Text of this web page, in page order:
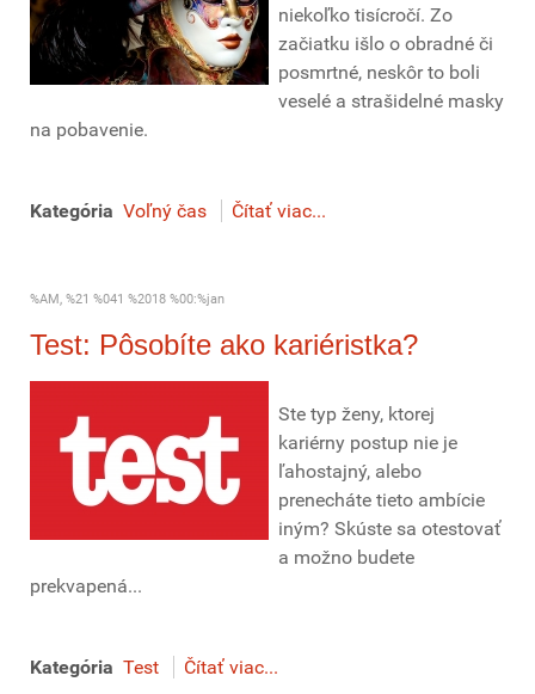
niekoľko tisícročí. Zo
začiatku išlo o obradné či
posmrtné, neskôr to boli
veselé a strašidelné masky
na pobavenie.
Kategória Voľný čas Čítať viac...
%AM, %21 %041 %2018 %00:%jan
Test: Pôsobíte ako kariéristka?
Ste typ ženy, ktorej
kariérny postup nie je
ľahostajný, alebo
prenecháte tieto ambície
iným? Skúste sa otestovať
a možno budete
prekvapená...
Kategória Test Čítať viac...